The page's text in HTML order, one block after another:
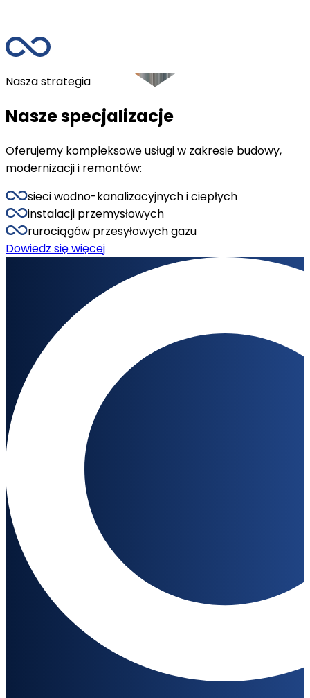
Nasza strategia
Nasze specjalizacje
Oferujemy kompleksowe usługi w zakresie budowy,
modernizacji i remontów:
sieci wodno-kanalizacyjnych i ciepłych
instalacji przemysłowych
rurociągów przesyłowych gazu
Dowiedz się więcej